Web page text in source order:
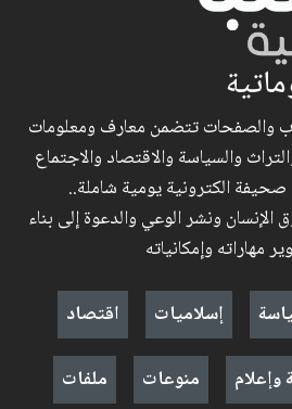
والصفحات تتضمن معارف ومعلومات
والسياسة والاقتصاد والاجتماع
الكترونية يومية شاملة..
ونشر الوعي والدعوة إلى بناء
مهاراته وإمكانياته
إسلاميات
اقتصاد
وإعلام منوعات ملفات